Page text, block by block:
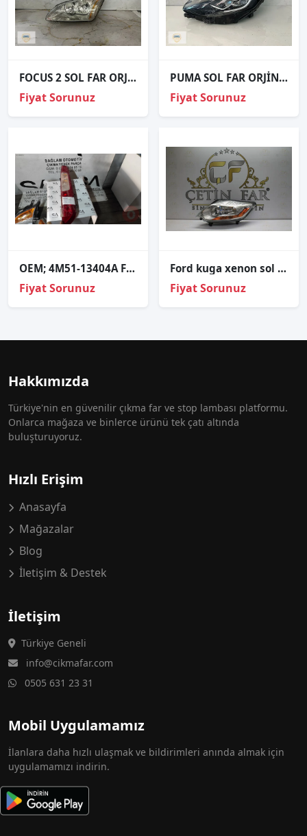
FOCUS 2 SOL FAR ORJİNAL
Fiyat Sorunuz
PUMA SOL FAR ORJİNAL
Fiyat Sorunuz
OEM; 4M51-13404A FORD FOCUS HB 06-09 ÇIKMA SAĞ STOP
Fiyat Sorunuz
Ford kuga xenon sol far sıfır orj 1el 009 696-75
Fiyat Sorunuz
Hakkımızda
Türkiye'nin en güvenilir çıkma far ve stop lambası platformu.
Onlarca mağaza ve binlerce ürünü tek çatı altında
buluşturuyoruz.
Hızlı Erişim
Anasayfa
Mağazalar
Blog
İletişim & Destek
İletişim
Türkiye Geneli
info@cikmafar.com
0505 631 23 31
Mobil Uygulamamız
İlanlara daha hızlı ulaşmak ve bildirimleri anında almak için
uygulamamızı indirin.